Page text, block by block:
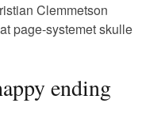
Clemmetson
page-systemet skulle
ending